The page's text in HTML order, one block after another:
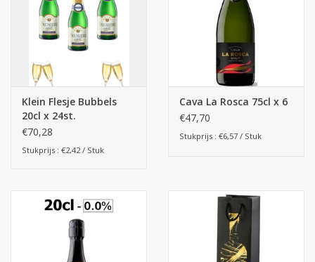
Klein Flesje Bubbels
20cl x 24st.
€70,28
Stukprijs : €2,42 / Stuk
Cava La Rosca 75cl x 6
€47,70
Stukprijs : €6,57 / Stuk